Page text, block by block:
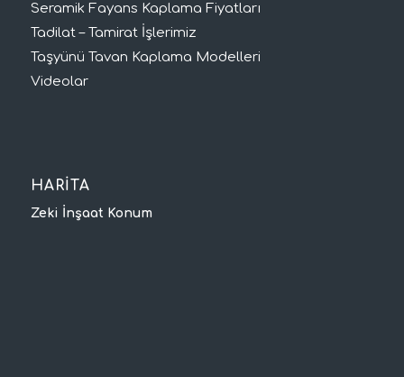
Seramik Fayans Kaplama Fiyatları
Tadilat – Tamirat İşlerimiz
Taşyünü Tavan Kaplama Modelleri
Videolar
HARİTA
Zeki İnşaat Konum